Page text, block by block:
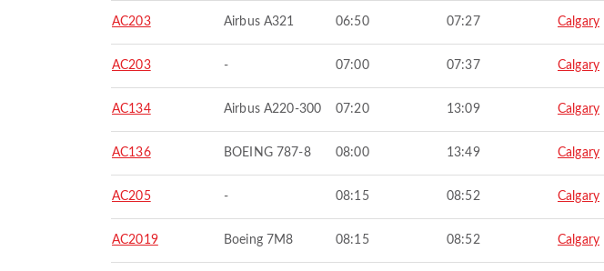
AC203 Airbus A321 06:50 07:27 Calgary
AC203 - 07:00 07:37 Calgary
AC134 Airbus A220-300 07:20 13:09 Calgary
AC136 BOEING 787-8 08:00 13:49 Calgary
AC205 - 08:15 08:52 Calgary
AC2019 Boeing 7M8 08:15 08:52 Calgary